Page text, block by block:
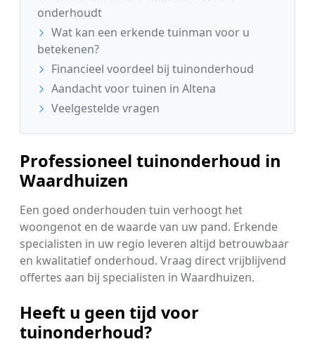
onderhoudt
Wat kan een erkende tuinman voor u
betekenen?
Financieel voordeel bij tuinonderhoud
Aandacht voor tuinen in Altena
Veelgestelde vragen
Professioneel tuinonderhoud in
Waardhuizen
Een goed onderhouden tuin verhoogt het
woongenot en de waarde van uw pand. Erkende
specialisten in uw regio leveren altijd betrouwbaar
en kwalitatief onderhoud. Vraag direct vrijblijvend
offertes aan bij specialisten in Waardhuizen.
Heeft u geen tijd voor
tuinonderhoud?